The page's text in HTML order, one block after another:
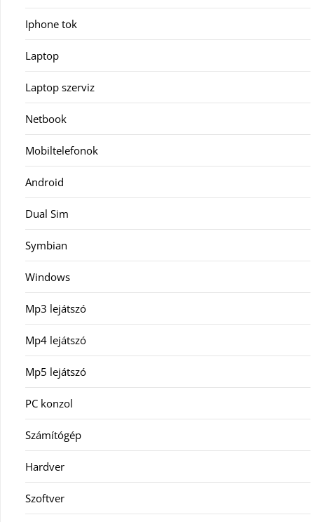
Iphone tok
Laptop
Laptop szerviz
Netbook
Mobiltelefonok
Android
Dual Sim
Symbian
Windows
Mp3 lejátszó
Mp4 lejátszó
Mp5 lejátszó
PC konzol
Számítógép
Hardver
Szoftver